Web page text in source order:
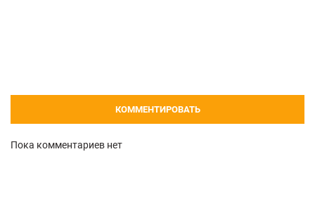
КОММЕНТИРОВАТЬ
Пока комментариев нет